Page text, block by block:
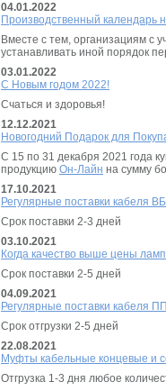
04.01.2022
Производственный календарь
Вместе с тем, организациям с
устанавливать иной порядок
03.01.2022
С Новым годом 2022!
Счаться и здоровья!
12.12.2021
Новогодний Подарок для
С 15 по 31 декабря 2021 года
продукцию Он-Лайн на сумму
17.10.2021
Регулярные поставки кабеля
Срок поставки 2-3 дней
03.10.2021
Когда качество выше цены
Срок поставки 2-5 дней
04.09.2021
Регулярные поставки кабеля
Срок отгрузки 2-5 дней
22.08.2021
Муфты кабельные концевые и
Отгрузка 1-3 дня любое